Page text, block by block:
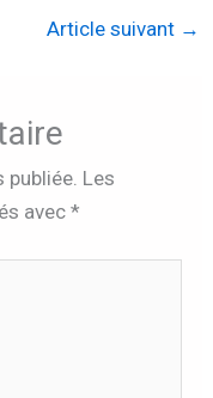
Article suivant →
publiée. Les
avec*